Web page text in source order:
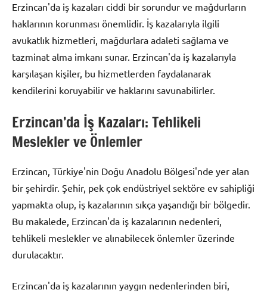
Erzincan'da iş kazaları ciddi bir sorundur ve mağdurların
haklarının korunması önemlidir. İş kazalarıyla ilgili
avukatlık hizmetleri, mağdurlara adaleti sağlama ve
tazminat alma imkanı sunar. Erzincan'da iş kazalarıyla
karşılaşan kişiler, bu hizmetlerden faydalanarak
kendilerini koruyabilir ve haklarını savunabilirler.
Erzincan’da İş Kazaları: Tehlikeli
Meslekler ve Önlemler
Erzincan, Türkiye'nin Doğu Anadolu Bölgesi'nde yer alan
bir şehirdir. Şehir, pek çok endüstriyel sektöre ev sahipliği
yapmakta olup, iş kazalarının sıkça yaşandığı bir bölgedir.
Bu makalede, Erzincan'da iş kazalarının nedenleri,
tehlikeli meslekler ve alınabilecek önlemler üzerinde
durulacaktır.
Erzincan'da iş kazalarının yaygın nedenlerinden biri,